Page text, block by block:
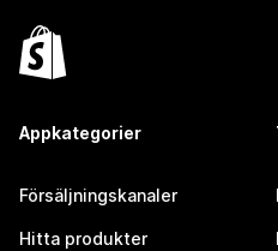
Appkategorier
Försäljningskanaler
Hitta produkter